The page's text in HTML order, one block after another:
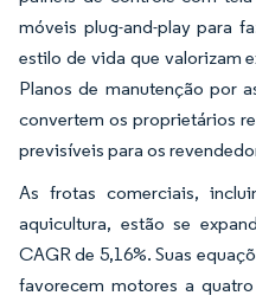
móveis plug-and-play para
estilo de vida que valorizam
Planos de manutenção por
convertem os proprietários
previsíveis para os
As frotas comerciais,
aquicultura, estão se
CAGR de 5,16%. Suas
favorecem motores a